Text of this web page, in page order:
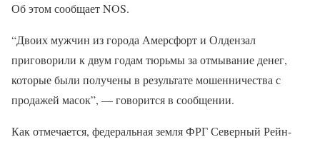
Об этом сообщает NOS.
“Двоих мужчин из города Амерсфорт и Олдензал
приговорили к двум годам тюрьмы за отмывание денег,
которые были получены в результате мошенничества с
продажей масок”, — говорится в сообщении.
Как отмечается, федеральная земля ФРГ Северный Рейн-